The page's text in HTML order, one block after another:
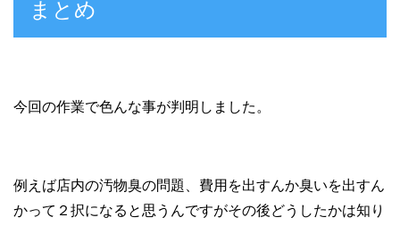
まとめ
今回の作業で色んな事が判明しました。
例えば店内の汚物臭の問題、費用を出すんか臭いを出すん
かって２択になると思うんですがその後どうしたかは知り